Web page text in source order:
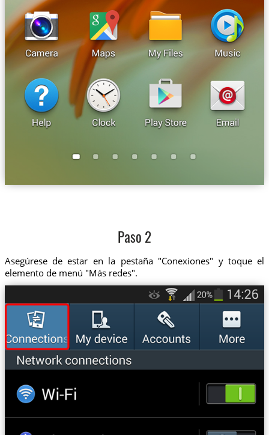
Paso 2
Asegúrese de estar en la pestaña "Conexiones" y toque el
elemento de menú "Más redes".